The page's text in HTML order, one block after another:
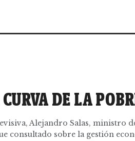
DE LA
Alejandro Salas, ministro
consultado sobre la gestión